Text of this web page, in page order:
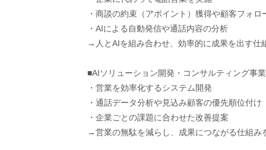
・商談の約束（アポイント）獲得や顧客フォロ
・AIによる自動発信や通話内容の分析
→人とAIを組み合わせ、効率的に成果を出す仕
■AIソリューション開発・コンサルティング事業
・営業を効率化するシステム開発
・通話データ分析や見込み顧客の優先順位付け
・企業ごとの課題に合わせた改善提案
→営業の無駄を減らし、成果につながる仕組み